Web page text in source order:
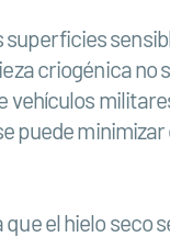
criogénica no
puede
el hielo